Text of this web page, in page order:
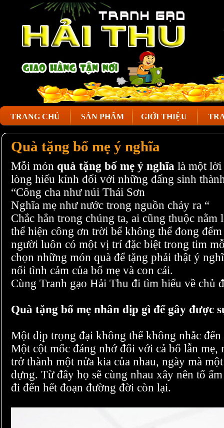
TRANG CHỦ SẢN PHẨM GIỚI THIỆU
Quà tặng bố mẹ ý nghĩa
Mỗi món quà tặng bố mẹ ý nghĩa là một lời
lòng hiếu kính đối với những đấng sinh
“Công cha như núi Thái Sơn
Nghĩa mẹ như nước trong nguồn chảy ra “
Chắc hẳn trong chúng ta, ai cũng thuộc nằm
thể hiện công ơn trời bể không thể đong
người luôn có một vị trí đặc biệt trong tim
chọn những món quà để tặng phải thật ý
nối tình cảm của bố mẹ và con cái.
Cùng Tranh gạo Hải Thu đi tìm hiểu về chủ
Quà tặng bố mẹ nhân dịp gì để gây được
Một dịp trọng đại không thể không nhắc
Một cột mốc đáng nhớ đối với cả bố lẫn mẹ,
trở thành một nửa kia của nhau, ngày mà
dựng. Từ đây họ sẽ cùng nhau xây nên tổ
đi đến hết đoạn đường đời còn lại.